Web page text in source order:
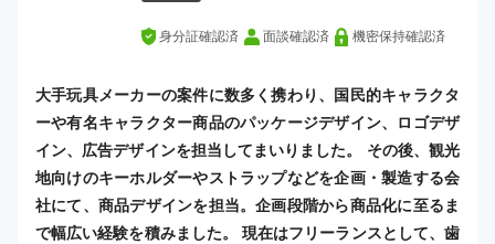
身分証確認済 面談確認済 機密保持確認済
大手玩具メーカーの案件に数多く携わり、国民的キャラクタ
ーや有名キャラクター商品のパッケージデザイン、ロゴデザ
イン、広告デザインを担当してまいりました。 その後、観光
地向けのキーホルダーやストラップなどを企画・製造する会
社にて、商品デザインを担当。企画段階から商品化に至るま
で幅広い経験を積みました。 現在はフリーランスとして、歯